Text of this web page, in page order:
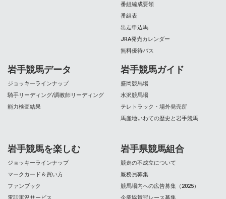
番組編成要領
番組表
出走申込馬
JRA発売カレンダー
無料優待バス
岩手競馬データ
ジョッキーラインナップ
騎手リーディング/調教師リーディング
能力検査結果
岩手競馬ガイド
盛岡競馬場
水沢競馬場
テレトラック・場外発売所
馬産地いわての歴史と岩手競馬
岩手競馬を楽しむ
ジョッキーラインナップ
マークカード＆買い方
ファンブック
電話実況サービス
岩手県競馬組合
競走の不成立について
厩務員募集
競馬場内への広告募集（2025）
企業協賛冠レース募集